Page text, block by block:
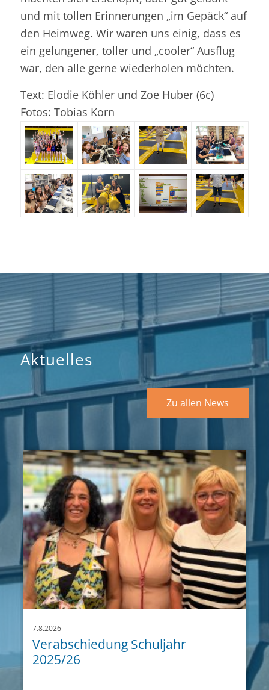
und mit tollen Erinnerungen „im Gepäck“ auf
den Heimweg. Wir waren uns einig, dass es
ein gelungener, toller und „cooler“ Ausflug
war, den alle gerne wiederholen möchten.
Text: Elodie Köhler und Zoe Huber (6c)
Fotos: Tobias Korn
Aktuelles
Zu allen News
7.8.2026
Verabschiedung Schuljahr
2025/26